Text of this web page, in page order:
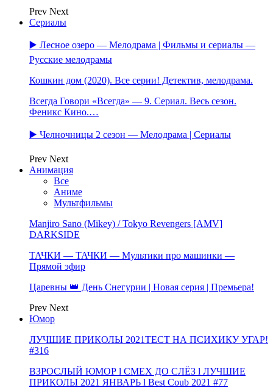
Prev Next
Сериалы
▶️ Лесное озеро — Мелодрама | Фильмы и сериалы —
Русские мелодрамы
Кошкин дом (2020). Все серии! Детектив, мелодрама.
Всегда Говори «Всегда» — 9. Сериал. Весь сезон.
Феникс Кино.…
▶️ Челночницы 2 сезон — Мелодрама | Сериалы
Prev Next
Анимация
Все
Аниме
Мультфильмы
Manjiro Sano (Mikey) / Tokyo Revengers [AMV]
DARKSIDE
ТАЧКИ — ТАЧКИ — Мультики про машинки —
Прямой эфир
Царевны 👑 День Снегурии | Новая серия | Премьера!
Prev Next
Юмор
ЛУЧШИЕ ПРИКОЛЫ 2021ТЕСТ НА ПСИХИКУ УГАР!
#316
ВЗРОСЛЫЙ ЮМОР l СМЕХ ДО СЛЁЗ l ЛУЧШИЕ
ПРИКОЛЫ 2021 ЯНВАРЬ l Best Coub 2021 #77